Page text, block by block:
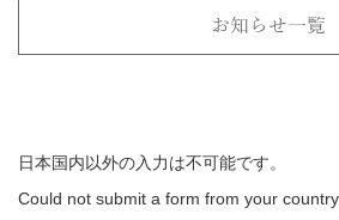
お知らせ一覧
日本国内以外の入力は不可能です。
Could not submit a form from your